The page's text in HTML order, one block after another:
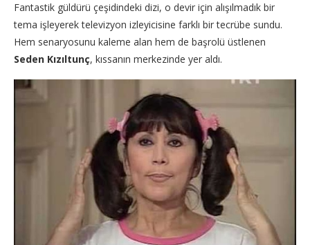
Fantastik güldürü çeşidindeki dizi, o devir için alışılmadık bir
tema işleyerek televizyon izleyicisine farklı bir tecrübe sundu.
Hem senaryosunu kaleme alan hem de başrolü üstlenen
Seden Kızıltunç, kıssanın merkezinde yer aldı.